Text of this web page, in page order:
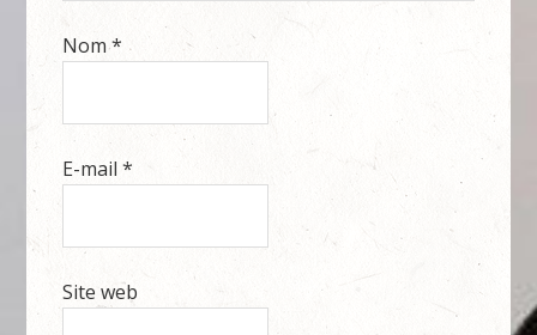
Nom*
E-mail*
Site web